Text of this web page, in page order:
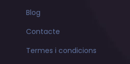
Blog
Contacte
Termes i condicions